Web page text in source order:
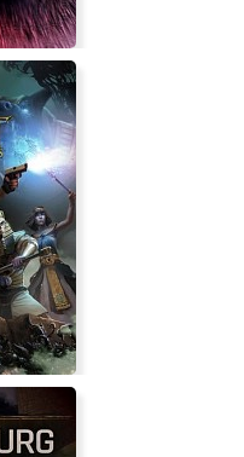
2020